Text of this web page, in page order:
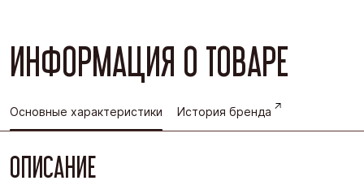
ИНФОРМАЦИЯ О ТОВАРЕ
Основные характеристики История бренда
ОПИСАНИЕ